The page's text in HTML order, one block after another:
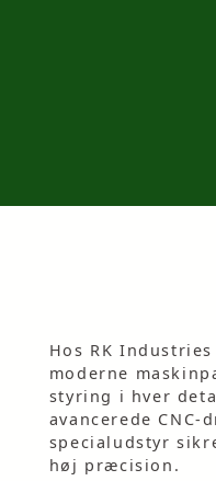
Hos RK
moderne
styring i hver
avancerede
specialudstyr
høj præcision.